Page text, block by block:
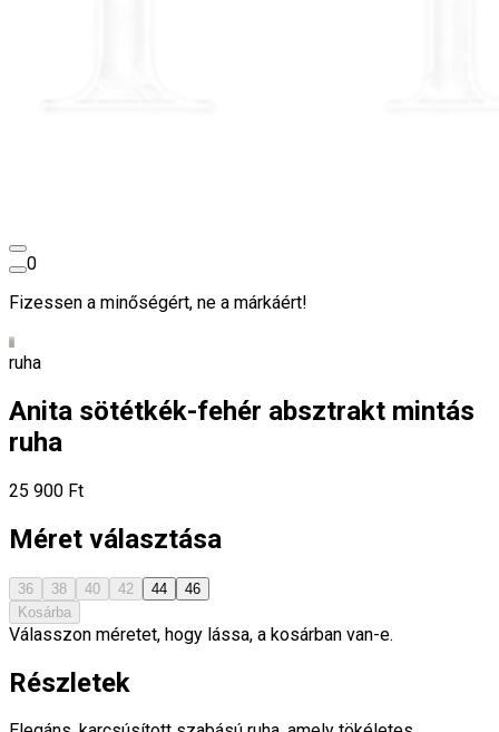
0
Fizessen a minőségért, ne a márkáért!
ruha
Anita sötétkék-fehér absztrakt mintás
ruha
25 900 Ft
Méret választása
36 38 40 42 44
46
Kosárba
Válasszon méretet, hogy lássa, a kosárban van-e.
Részletek